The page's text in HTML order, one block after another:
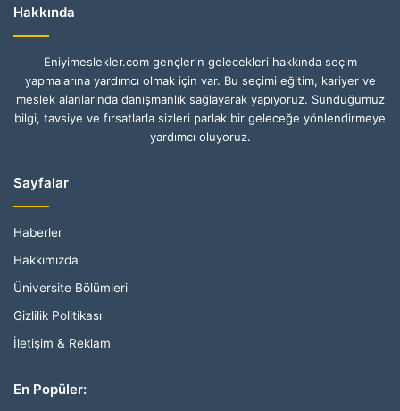
Hakkında
Eniyimeslekler.com gençlerin gelecekleri hakkında seçim
yapmalarına yardımcı olmak için var. Bu seçimi eğitim, kariyer ve
meslek alanlarında danışmanlık sağlayarak yapıyoruz. Sunduğumuz
bilgi, tavsiye ve fırsatlarla sizleri parlak bir geleceğe yönlendirmeye
yardımcı oluyoruz.
Sayfalar
Haberler
Hakkımızda
Üniversite Bölümleri
Gizlilik Politikası
İletişim & Reklam
En Popüler: